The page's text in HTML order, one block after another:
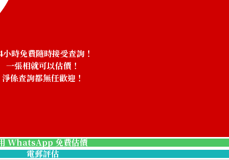
小時免費隨時接受查詢！
一張相就可以估價！
淨係查詢都無任歡迎！
WhatsApp 免費估價
電郵評估